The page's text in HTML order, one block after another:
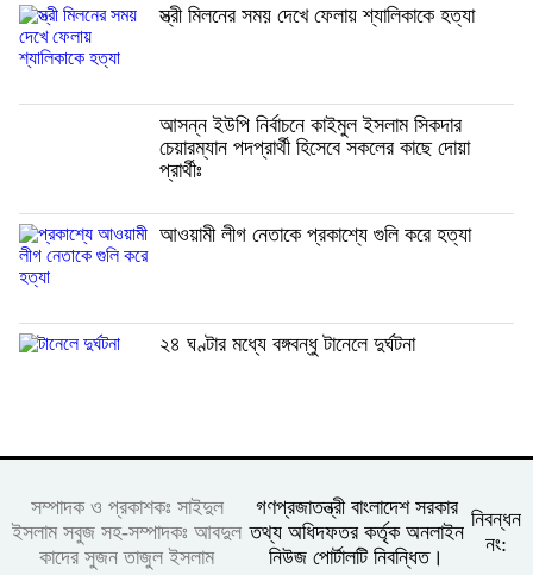
স্ত্রী মিলনের সময় দেখে ফেলায় শ্যালিকাকে হত্যা
আসন্ন ইউপি নির্বাচনে কাইমুল ইসলাম সিকদার
চেয়ারম্যান পদপ্রার্থী হিসেবে সকলের কাছে দোয়া
প্রার্থীঃ
আওয়ামী লীগ নেতাকে প্রকাশ্যে গুলি করে হত্যা
২৪ ঘণ্টার মধ্যে বঙ্গবন্ধু টানেলে দুর্ঘটনা
সম্পাদক ও প্রকাশকঃ সাইদুল
ইসলাম সবুজ সহ-সম্পাদকঃ আবদুল
কাদের সুজন তাজুল ইসলাম
গণপ্রজাতন্ত্রী বাংলাদেশ সরকার
তথ্য অধিদফতর কর্তৃক অনলাইন
নিউজ পোর্টালটি নিবন্ধিত।
নিবন্ধন
নং: